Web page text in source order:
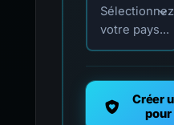
Sélectionnez
votre pays...
Créer